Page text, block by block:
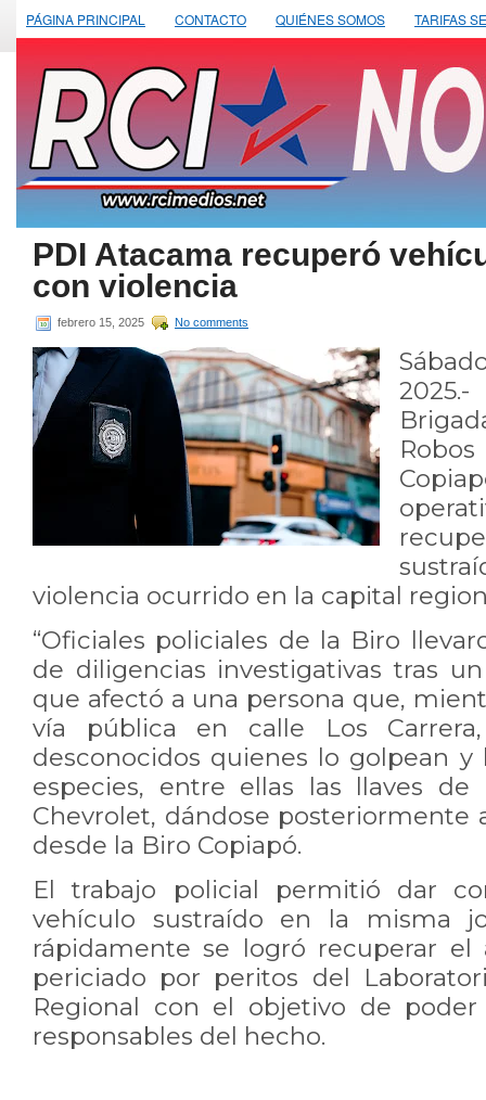
PÁGINA PRINCIPAL CONTACTO QUIÉNES SOMOS TARIFAS
PDI Atacama recuperó
con violencia
febrero 15, 2025 No comments
violencia ocurrido en la capital
“Oficiales policiales de la Biro
de diligencias investigativas tras
que afectó a una persona que,
vía pública en calle Los
desconocidos quienes lo golpean y
especies, entre ellas las llaves
Chevrolet, dándose posteriormente
desde la Biro Copiapó.
El trabajo policial permitió dar
vehículo sustraído en la misma
rápidamente se logró recuperar el
periciado por peritos del
Regional con el objetivo de
responsables del hecho.